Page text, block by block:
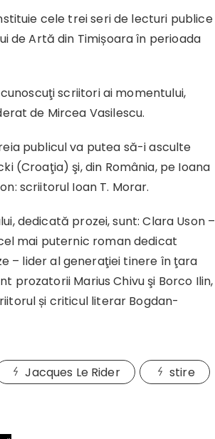
cele trei seri de lecturi publice
de Artă din Timișoara în perioada
scriitori ai momentului,
de Mircea Vasilescu.
publicul va putea să-i asculte
(Croaţia) şi, din România, pe Ioana
scriitorul Ioan T. Morar.
dedicată prozei, sunt: Clara Uson –
mai puternic roman dedicat
– lider al generaţiei tinere în ţara
prozatorii Marius Chivu şi Borco Ilin,
și criticul literar Bogdan-
Jacques Le Rider
stire